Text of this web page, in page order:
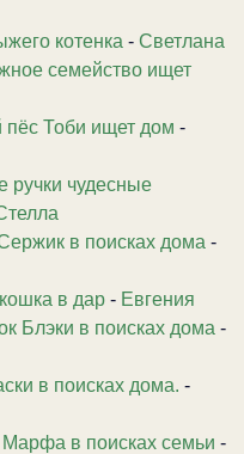
котенка - Светлана
семейство ищет
пёс Тоби ищет дом -
ручки чудесные
в поисках дома -
в дар - Евгения
Блэки в поисках дома -
в поисках дома. -
Марфа в поисках семьи -